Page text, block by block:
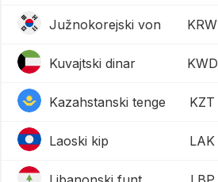
Južnokorejski von KRW
Kuvajtski dinar KWD
Kazahstanski tenge KZT
Laoski kip LAK